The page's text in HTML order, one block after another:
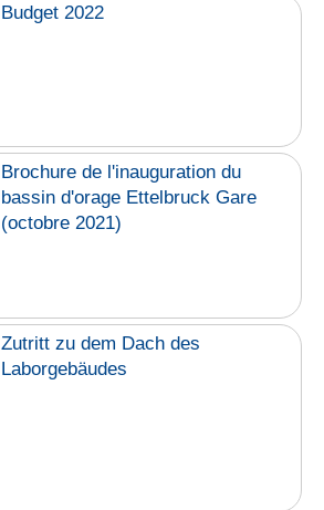
Budget 2022
Brochure de l'inauguration du
bassin d'orage Ettelbruck Gare
(octobre 2021)
Zutritt zu dem Dach des
Laborgebäudes